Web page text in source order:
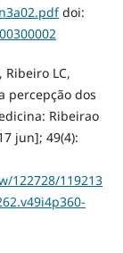
doi:
Ribeiro LC,
percepção dos
Ribeirao
jun]; 49(4):
122728/119213